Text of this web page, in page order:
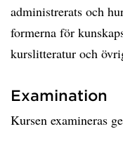
administrerats och
formerna för
kurslitteratur och
Examination
Kursen examineras